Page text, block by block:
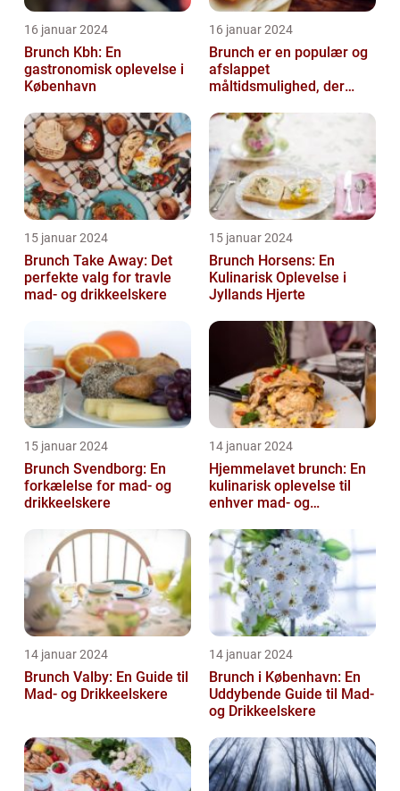
16 januar 2024
Brunch Kbh: En
gastronomisk oplevelse i
København
16 januar 2024
Brunch er en populær og
afslappet
måltidsmulighed, der
fra både morgenmad og
15 januar 2024
Brunch Take Away: Det
perfekte valg for travle
mad- og drikkeelskere
15 januar 2024
Brunch Horsens: En
Kulinarisk Oplevelse i
Jyllands Hjerte
15 januar 2024
Brunch Svendborg: En
forkælelse for mad- og
drikkeelskere
14 januar 2024
Hjemmelavet brunch: En
kulinarisk oplevelse til
enhver mad- og
14 januar 2024
Brunch Valby: En Guide til
Mad- og Drikkeelskere
14 januar 2024
Brunch i København: En
Uddybende Guide til Mad-
og Drikkeelskere